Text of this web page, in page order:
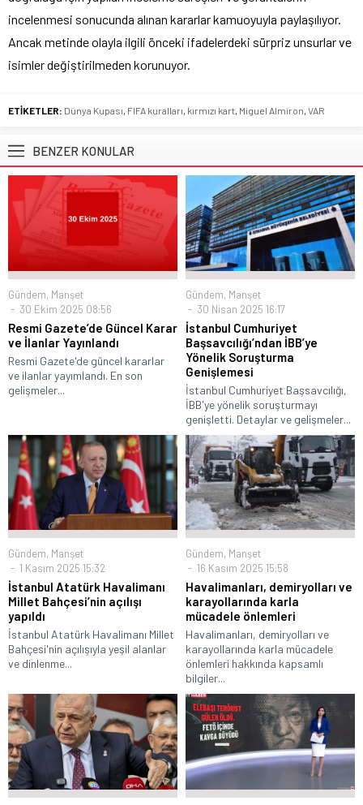
incelenmesi sonucunda alınan kararlar kamuoyuyla paylaşılıyor.
Ancak metinde olayla ilgili önceki ifadelerdeki sürpriz unsurlar ve
isimler değiştirilmeden korunuyor.
ETİKETLER: Dünya Kupası, FIFA kuralları, kırmızı kart, Miguel Almiron, VAR
BENZER KONULAR
Gündem, Manşet
30 Ekim 2025 08:56
Resmi Gazete’de Güncel Karar
ve İlanlar Yayınlandı
Resmi Gazete'de güncel kararlar
ve ilanlar yayımlandı. En son
gelişmeler...
Gündem, Manşet
30 Nisan 2025 16:17
İstanbul Cumhuriyet
Başsavcılığı’ndan İBB’ye
Yönelik Soruşturma
Genişlemesi
İstanbul Cumhuriyet Başsavcılığı,
İBB'ye yönelik soruşturmayı
genişletti. Detaylar ve gelişmeler...
Gündem, Manşet
1 Kasım 2025 15:32
İstanbul Atatürk Havalimanı
Millet Bahçesi’nin açılışı
yapıldı
İstanbul Atatürk Havalimanı Millet
Bahçesi'nin açılışıyla yeşil alanlar
ve dinlenme...
Gündem, Manşet
16 Kasım 2025 15:58
Havalimanları, demiryolları ve
karayollarında karla
mücadele önlemleri
Havalimanları, demiryolları ve
karayollarında karla mücadele
önlemleri hakkında kapsamlı
bilgiler...